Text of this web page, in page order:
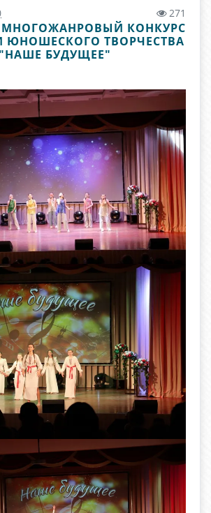
271
КОНКУРС
ЮНОШЕСКОГО ТВОРЧЕСТВА
"НАШЕ БУДУЩЕЕ"